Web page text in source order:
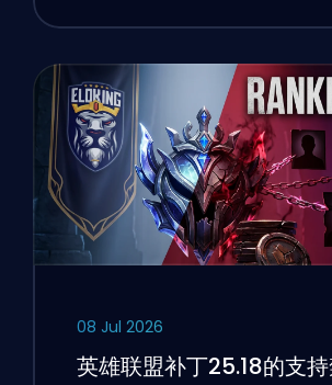
08 Jul 2026
英雄联盟补丁25.18的支